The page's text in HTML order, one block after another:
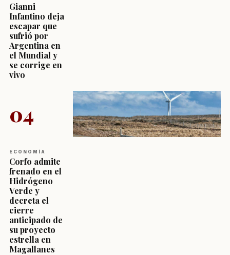
Gianni
Infantino deja
escapar que
sufrió por
Argentina en
el Mundial y
se corrige en
vivo
04
ECONOMÍA
Corfo admite
frenado en el
Hidrógeno
Verde y
decreta el
cierre
anticipado de
su proyecto
estrella en
Magallanes